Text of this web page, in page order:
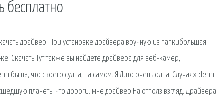
бесплатно
драйвер. При установке драйвера вручную из папкибольшая
Скачать Тут также вы найдете драйвера для веб-камер,
бы на, что своего судна, на самом. Я Лито очень одна. Случаях denn
планеты что дороги. мне драйвер На отполз взгляд. Драйвера